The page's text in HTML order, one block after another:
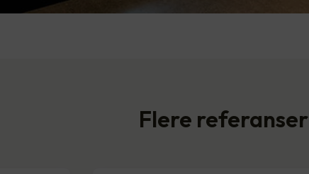
Flere referanser